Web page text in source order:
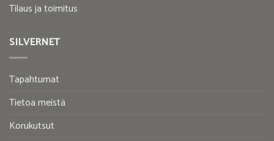
Tilaus ja toimitus
SILVERNET
Tapahtumat
Tietoa meistä
Korukutsut